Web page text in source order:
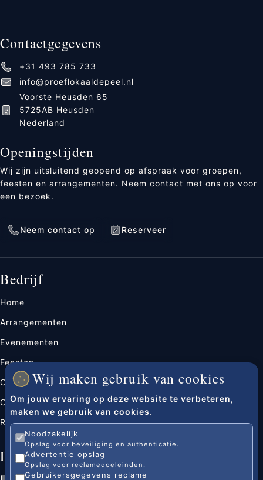
Wij maken gebruik van cookies
Om jouw ervaring op deze website te verbeteren,
maken we gebruik van cookies.
Noodzakelijk
Opslag voor beveiliging en authenticatie.
Advertentie opslag
Opslag voor reclamedoeleinden.
Gebruikersgegevens reclame
Contactgegevens
+31 493 785 733
info@proeflokaaldepeel.nl
Voorste Heusden 65
5725AB Heusden
Nederland
Openingstijden
Wij zijn uitsluitend geopend op afspraak voor groepen,
feesten en arrangementen. Neem contact met ons op voor
een bezoek.
Neem contact op Reserveer
Bedrijf
Home
Arrangementen
Evenementen
Feesten
Over ons
Contact
Reserveren
Documenten